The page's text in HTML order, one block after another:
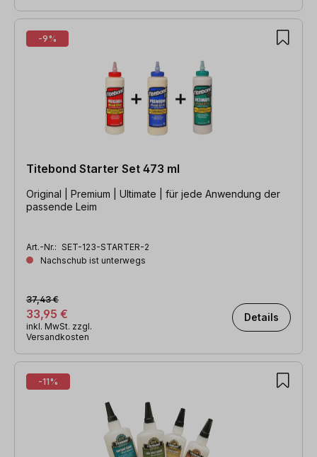
-9%
Titebond Starter Set 473 ml
Original | Premium | Ultimate | für jede Anwendung der
passende Leim
Art.-Nr.: SET-123-STARTER-2
Nachschub ist unterwegs
33,95 €
37,43 €
inkl. MwSt. zzgl.
Versandkosten
Details
-11%